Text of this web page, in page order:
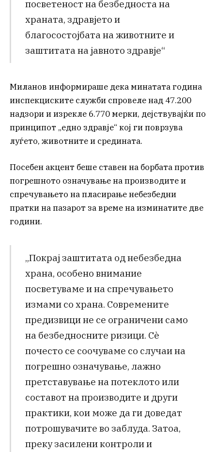
посветеност на безбедноста на
храната, здравјето и
благосостојбата на животните и
заштитата на јавното здравје“
Миланов информираше дека минатата година
инспекциските служби спровеле над 47.200
надзори и изрекле 6.770 мерки, дејствувајќи по
принципот „едно здравје“ кој ги поврзува
луѓето, животните и средината.
Посебен акцент беше ставен на борбата против
погрешното означување на производите и
спречувањето на пласирање небезбедни
пратки на пазарот за време на изминатите две
години.
„Покрај заштитата од небезбедна
храна, особено внимание
посветуваме и на спречувањето
измами со храна. Современите
предизвици не се ограничени само
на безбедносните ризици. Сѐ
почесто се соочуваме со случаи на
погрешно означување, лажно
претставување на потеклото или
составот на производите и други
практики, кои може да ги доведат
потрошувачите во заблуда. Затоа,
преку засилени контроли и